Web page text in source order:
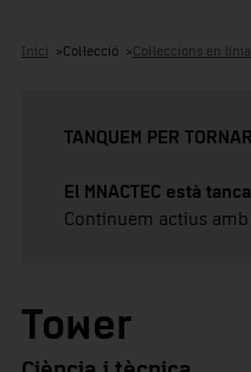
Inici Col·lecció Col·leccions en línia
TANQUEM PER
El MNACTEC està
Continuem actius amb
Tower